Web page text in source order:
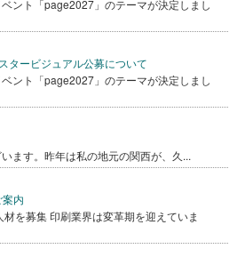
ント「page2027」のテーマが決定しまし
タービジュアル公募について
ント「page2027」のテーマが決定しまし
ます。昨年は私の地元の関西が、久...
内
を募集 印刷業界は変革期を迎えていま